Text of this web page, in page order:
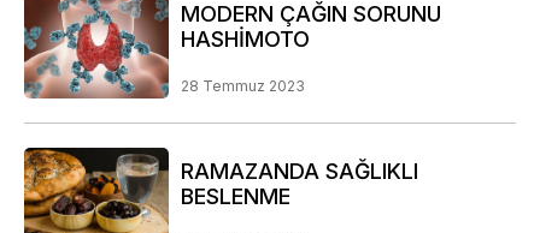
MODERN ÇAĞIN SORUNU
HASHİMOTO
28 Temmuz 2023
RAMAZANDA SAĞLIKLI
BESLENME